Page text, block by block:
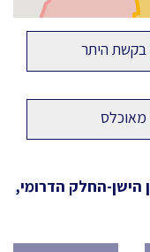
בקשת היתר
מאוכלס
הישן-החלק הדרומי,